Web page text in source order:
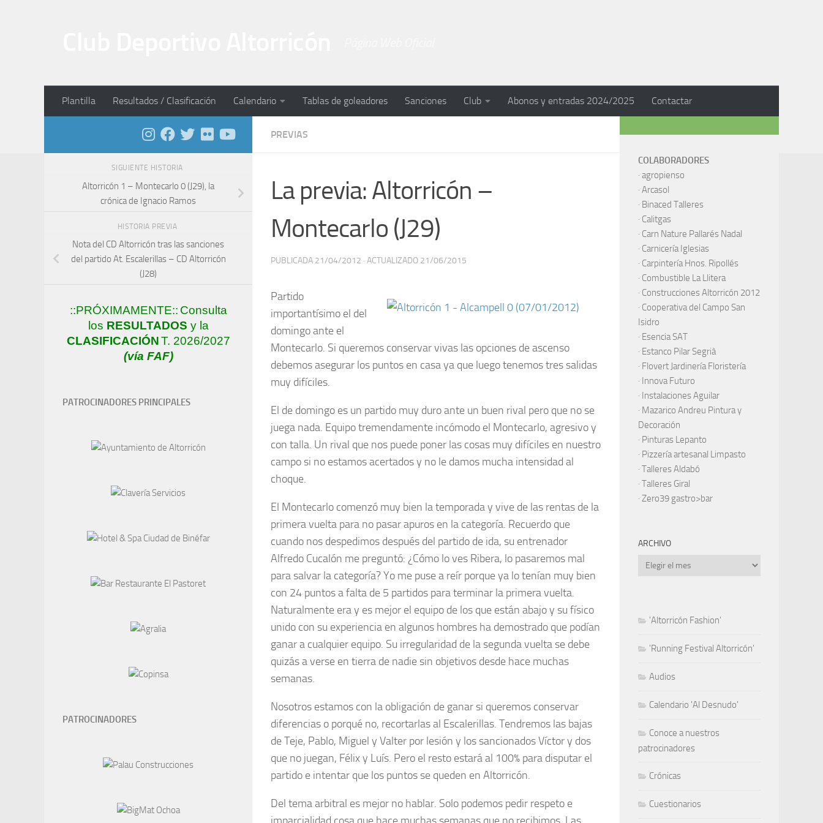
Plantilla Resultados / Clasificación Calendario Tablas de goleadores Sanciones Club Abonos y entradas 2024/2025 Contactar
PREVIAS
La previa: Altorricón –
Montecarlo (J29)
PUBLICADA 21/04/2012 · ACTUALIZADO 21/06/2015
Partido
importantísimo el del
domingo ante el
Montecarlo. Si queremos conservar vivas las opciones de ascenso
debemos asegurar los puntos en casa ya que luego tenemos tres salidas
muy difíciles.
El de domingo es un partido muy duro ante un buen rival pero que no se
juega nada. Equipo tremendamente incómodo el Montecarlo, agresivo y
con talla. Un rival que nos puede poner las cosas muy difíciles en nuestro
campo si no estamos acertados y no le damos mucha intensidad al
choque.
El Montecarlo comenzó muy bien la temporada y vive de las rentas de la
primera vuelta para no pasar apuros en la categoría. Recuerdo que
cuando nos despedimos después del partido de ida, su entrenador
Alfredo Cucalón me preguntó: ¿Cómo lo ves Ribera, lo pasaremos mal
para salvar la categoría? Yo me puse a reír porque ya lo tenían muy bien
con 24 puntos a falta de 5 partidos para terminar la primera vuelta.
Naturalmente era y es mejor el equipo de los que están abajo y su físico
unido con su experiencia en algunos hombres ha demostrado que podían
ganar a cualquier equipo. Su irregularidad de la segunda vuelta se debe
quizás a verse en tierra de nadie sin objetivos desde hace muchas
semanas.
Nosotros estamos con la obligación de ganar si queremos conservar
diferencias o porqué no, recortarlas al Escalerillas. Tendremos las bajas
de Teje, Pablo, Miguel y Valter por lesión y los sancionados Víctor y dos
que no juegan, Félix y Luís. Pero el resto estará al 100% para disputar el
partido e intentar que los puntos se queden en Altorricón.
Del tema arbitral es mejor no hablar. Solo podemos pedir respeto e
SIGUIENTE HISTORIA
Altorricón 1 – Montecarlo 0 (J29), la
crónica de Ignacio Ramos
HISTORIA PREVIA
Nota del CD Altorricón tras las sanciones
del partido At. Escalerillas – CD Altorricón
(J28)
::PRÓXIMAMENTE:: Consulta
los RESULTADOS y la
CLASIFICACIÓNT. 2026/2027
(vía FAF)
PATROCINADORES PRINCIPALES
PATROCINADORES
COLABORADORES
· agropienso
· Arcasol
· Binaced Talleres
· Calitgas
· Carn Nature Pallarés Nadal
· Carnicería Iglesias
· Carpintería Hnos. Ripollés
· Combustible La Llitera
· Construcciones Altorricón 2012
· Cooperativa del Campo San
Isidro
· Esencia SAT
· Estanco Pilar Segrià
· Flovert Jardinería Floristería
· Innova Futuro
· Instalaciones Aguilar
· Mazarico Andreu Pintura y
Decoración
· Pinturas Lepanto
· Pizzería artesanal Limpasto
· Talleres Aldabó
· Talleres Giral
· Zero39 gastro>bar
ARCHIVO
Archivo
'Altorricón Fashion'
'Running Festival Altorricón'
Audios
Calendario 'Al Desnudo'
Conoce a nuestros
patrocinadores
Crónicas
Cuestionarios